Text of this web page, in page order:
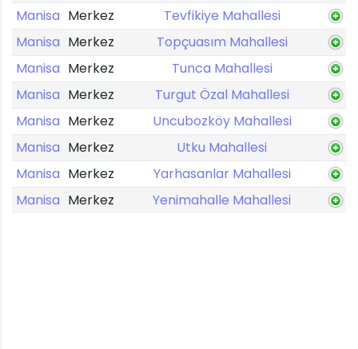
Manisa Merkez
Tevfikiye Mahallesi
Manisa Merkez
Topçuasım Mahallesi
Manisa Merkez
Tunca Mahallesi
Manisa Merkez
Turgut Özal Mahallesi
Manisa Merkez
Uncubozköy Mahallesi
Manisa Merkez
Utku Mahallesi
Manisa Merkez
Yarhasanlar Mahallesi
Manisa Merkez Yenimahalle Mahallesi